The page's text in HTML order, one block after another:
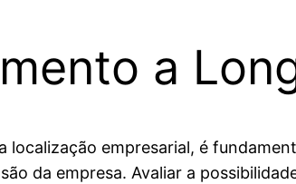
a
localização empresarial, é
da empresa. Avaliar a